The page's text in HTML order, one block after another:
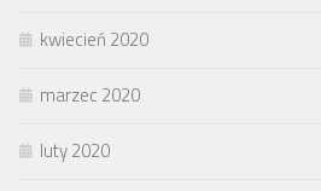
kwiecień 2020
marzec 2020
luty 2020